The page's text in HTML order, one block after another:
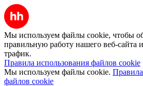
Мы используем файлы cookie, чтобы
правильную работу нашего веб-сайта
трафик.
Правила использования файлов cookie
Мы используем файлы cookie.
файлов cookie